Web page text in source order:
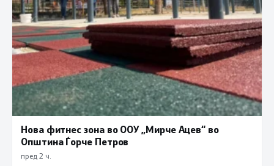
Нова фитнес зона во ООУ „Мирче Ацев“ во
Општина Ѓорче Петров
пред 2 ч.